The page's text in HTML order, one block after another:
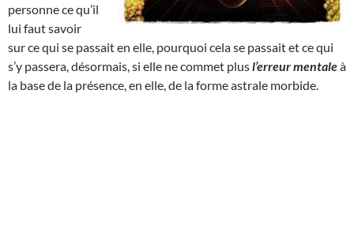
personne ce qu’il
lui faut savoir
sur ce qui se passait en elle, pourquoi cela se passait et ce qui
s’y passera, désormais, si elle ne commet plusl’erreur mentaleà
la base de la présence, en elle, de la forme astrale morbide.